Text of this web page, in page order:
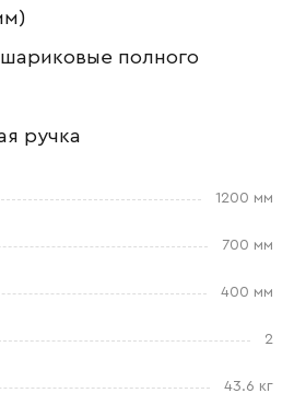
полного
ручка
1200 мм
700 мм
400 мм
2
43.6 кг